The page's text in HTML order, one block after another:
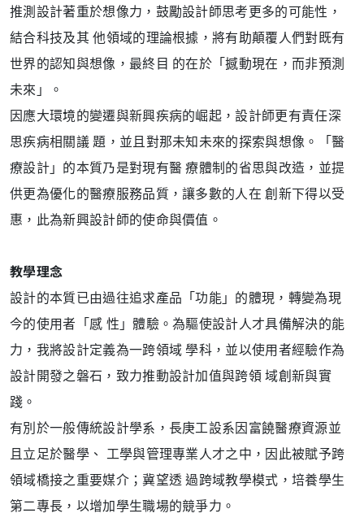
推測設計著重於想像力，鼓勵設計師思考更多的可能性，
結合科技及其 他領域的理論根據，將有助顛覆人們對既有
世界的認知與想像，最終目 的在於「撼動現在，而非預測
未來」。
因應大環境的變遷與新興疾病的崛起，設計師更有責任深
思疾病相關議 題，並且對那未知未來的探索與想像。「醫
療設計」的本質乃是對現有醫 療體制的省思與改造，並提
供更為優化的醫療服務品質，讓多數的人在 創新下得以受
惠，此為新興設計師的使命與價值。
教學理念
設計的本質已由過往追求產品「功能」的體現，轉變為現
今的使用者「感 性」體驗。為驅使設計人才具備解決的能
力，我將設計定義為一跨領域 學科，並以使用者經驗作為
設計開發之磐石，致力推動設計加值與跨領 域創新與實
踐。
有別於一般傳統設計學系，長庚工設系因富饒醫療資源並
且立足於醫學、 工學與管理專業人才之中，因此被賦予跨
領域橋接之重要媒介；冀望透 過跨域教學模式，培養學生
第二專長，以增加學生職場的競爭力。